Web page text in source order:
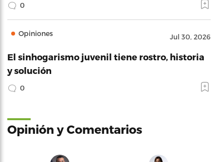
0
Opiniones Jul 30, 2026
El sinhogarismo juvenil tiene rostro, historia
y solución
0
Opinión y Comentarios